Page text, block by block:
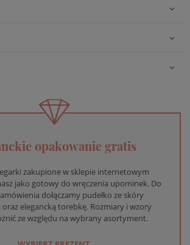
opakowanie gratis
zakupione w sklepie internetowym
jako gotowy do wręczenia upominek. Do
dołączamy pudełko ze skóry
oraz elegancką torebkę. Rozmiary i wzory
ze względu na wybrany asortyment.